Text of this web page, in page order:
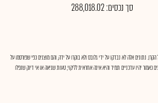
סך נכסים: 288,018.02
נתונים אלה לא נבדקו על ידי גלובס ולא בוקרו על ידה, והם מוצגים כפי שפורסמו על
יהיו עדכניים תמיד והיא אינה אחראית לליקוי, טעות שגיאה או אי דיוק שנפלו